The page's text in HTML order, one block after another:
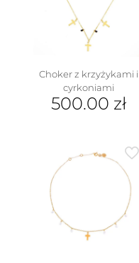
Choker z krzyżykami i
cyrkoniami
500.00 zł